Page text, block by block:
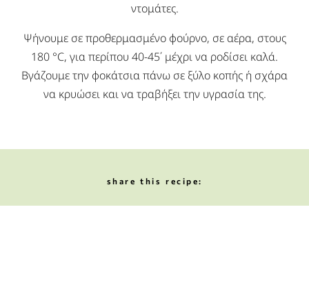
ντομάτες.
Ψήνουμε σε προθερμασμένο φούρνο, σε αέρα, στους
180 °C, για περίπου 40-45΄ μέχρι να ροδίσει καλά.
Βγάζουμε την φοκάτσια πάνω σε ξύλο κοπής ή σχάρα
να κρυώσει και να τραβήξει την υγρασία της.
share this recipe: